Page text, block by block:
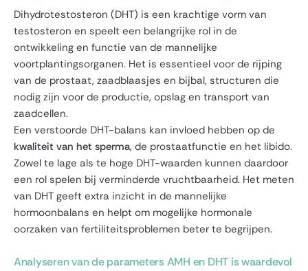
Dihydrotestosteron (DHT) is een krachtige vorm van
testosteron en speelt een belangrijke rol in de
ontwikkeling en functie van de mannelijke
voortplantingsorganen. Het is essentieel voor de rijping
van de prostaat, zaadblaasjes en bijbal, structuren die
nodig zijn voor de productie, opslag en transport van
zaadcellen.
Een verstoorde DHT-balans kan invloed hebben op de
kwaliteit van het sperma, de prostaatfunctie en het libido.
Zowel te lage als te hoge DHT-waarden kunnen daardoor
een rol spelen bij verminderde vruchtbaarheid. Het meten
van DHT geeft extra inzicht in de mannelijke
hormoonbalans en helpt om mogelijke hormonale
oorzaken van fertiliteitsproblemen beter te begrijpen.
Analyseren van de parameters AMH en DHT is waardevol